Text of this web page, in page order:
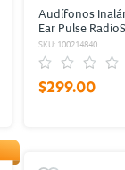
Audífonos
Ear Pulse
SKU: 100214840
$299.00